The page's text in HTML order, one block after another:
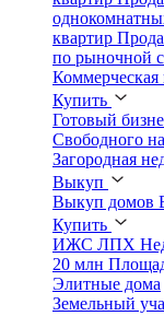
квартир
по рыночной
Купить
Готовый
Свободного
Загородная
Выкуп
Выкуп домов
Купить
ИЖС ЛПХ
20 млн
Элитные дома
Земельный